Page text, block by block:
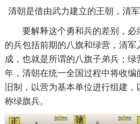
清朝是借由武力建立的王朝，清
要解释这个勇和兵的差别，
的兵包括前期的八旗和绿营，清军
成，也就是所谓的八旗子弟兵；
年，清朝在统一全国过程中将收
旧制，以营为基本单位进行组建
称绿旗兵。